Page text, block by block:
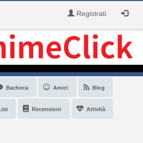
Registrati
Bacheca Amici Blog
Recensioni Attività